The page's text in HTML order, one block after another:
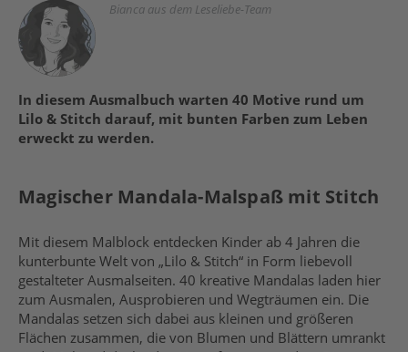
Bianca aus dem Leseliebe-Team
In diesem Ausmalbuch warten 40 Motive rund um
Lilo & Stitch darauf, mit bunten Farben zum Leben
erweckt zu werden.
Magischer Mandala-Malspaß mit Stitch
Mit diesem Malblock entdecken Kinder ab 4 Jahren die
kunterbunte Welt von „Lilo & Stitch“ in Form liebevoll
gestalteter Ausmalseiten. 40 kreative Mandalas laden hier
zum Ausmalen, Ausprobieren und Wegträumen ein. Die
Mandalas setzen sich dabei aus kleinen und größeren
Flächen zusammen, die von Blumen und Blättern umrankt